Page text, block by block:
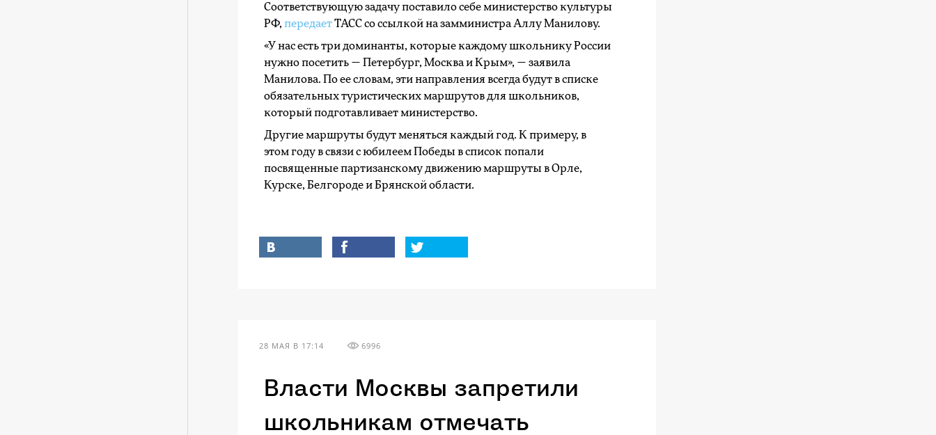
Соответствующую задачу поставило себе министерство культуры
РФ, передаетТАСС со ссылкой на замминистра Аллу Манилову.
«У нас есть три доминанты, которые каждому школьнику России
нужно посетить — Петербург, Москва и Крым», — заявила
Манилова. По ее словам, эти направления всегда будут в списке
обязательных туристических маршрутов для школьников,
который подготавливает министерство.
Другие маршруты будут меняться каждый год. К примеру, в
этом году в связи с юбилеем Победы в список попали
посвященные партизанскому движению маршруты в Орле,
Курске, Белгороде и Брянской области.
28 МАЯ В 17:14 6996
Власти Москвы запретили
школьникам отмечать